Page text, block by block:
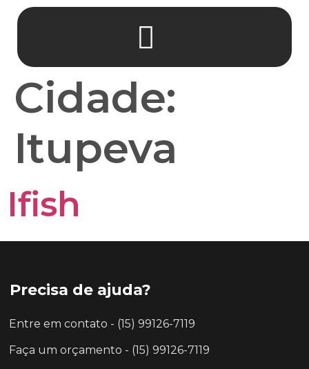
Cidade:
Itupeva
Ifish
Precisa de ajuda?
Entre em contato - (15) 99126-7119
Faça um orçamento - (15) 99126-7119